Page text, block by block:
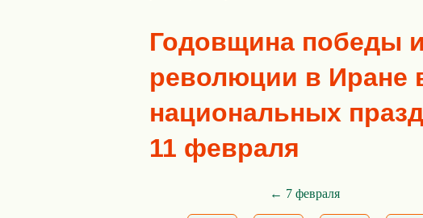
Годовщина победы
революции в Иране
национальных
11 февраля
← 7 февраля